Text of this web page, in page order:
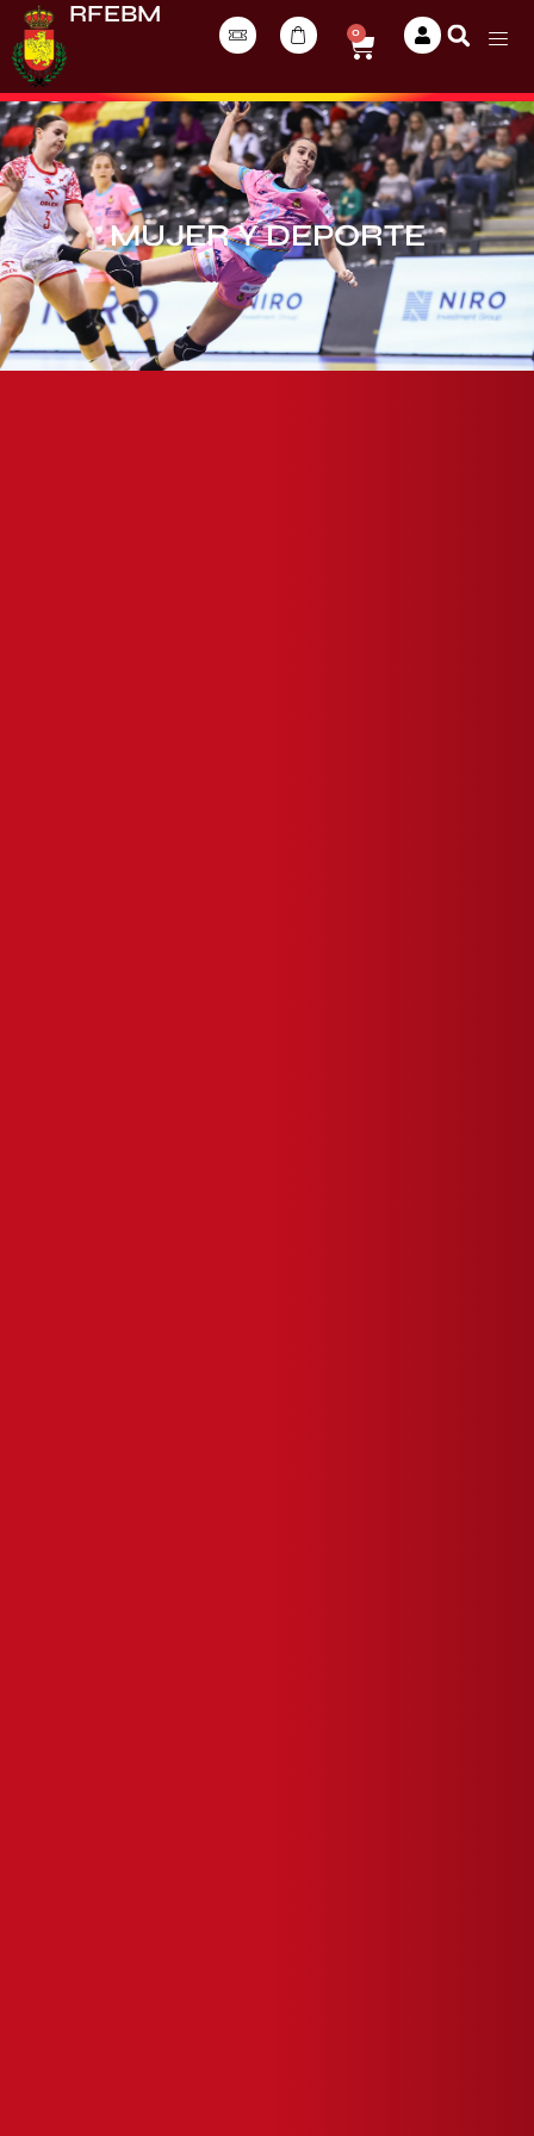
RFEBM
0
MUJER Y DEPORTE